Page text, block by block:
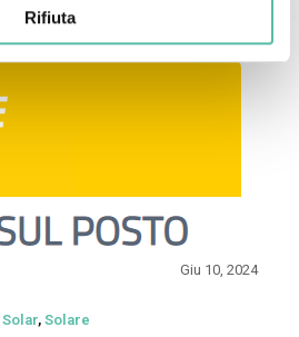
Rifiuta
Giu 10, 2024
Solar, Solare